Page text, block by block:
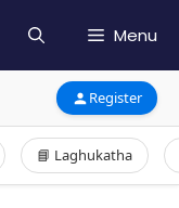
Menu
Register
📘 Laghukatha